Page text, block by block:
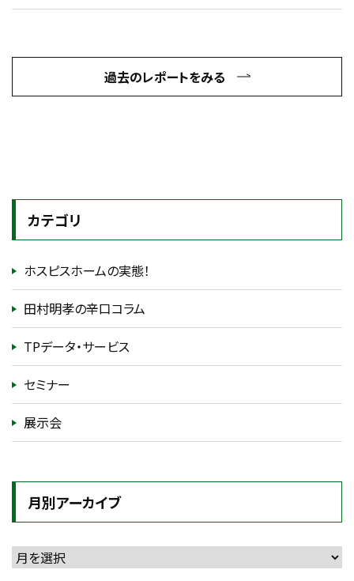
過去のレポートをみる
カテゴリ
ホスピスホームの実態！
田村明孝の辛口コラム
TPデータ・サービス
セミナー
展示会
月別アーカイブ